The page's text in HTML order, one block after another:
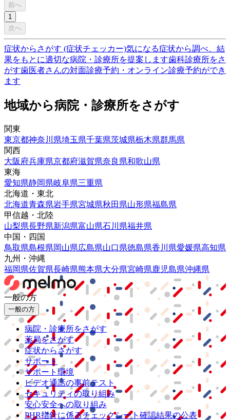
前へ
1
次へ
症状からさがす (症状チェッカー)気になる症状から調べ、結
果をもとに適切な病院・診療所を提案します歯科診療所をさ
がす歯医者さんの対面診療予約・オンライン診療予約ができ
ます
地域から病院・診療所をさがす
関東
東京都神奈川県埼玉県千葉県茨城県栃木県群馬県
関西
大阪府兵庫県京都府滋賀県奈良県和歌山県
東海
愛知県静岡県岐阜県三重県
北海道・東北
北海道青森県岩手県宮城県秋田県山形県福島県
甲信越・北陸
山梨県長野県新潟県富山県石川県福井県
中国・四国
鳥取県島根県岡山県広島県山口県徳島県香川県愛媛県高知県
九州・沖縄
福岡県佐賀県長崎県熊本県大分県宮崎県鹿児島県沖縄県
一般の方
一般の方
病院・診療所をさがす
薬局をさがす
症状からさがす
サポート
サポート環境
ビデオ通話の事前テスト
セキュリティの取り組み
安心安全への取り組み
PHR指針に係るチェックシート確認結果の公表